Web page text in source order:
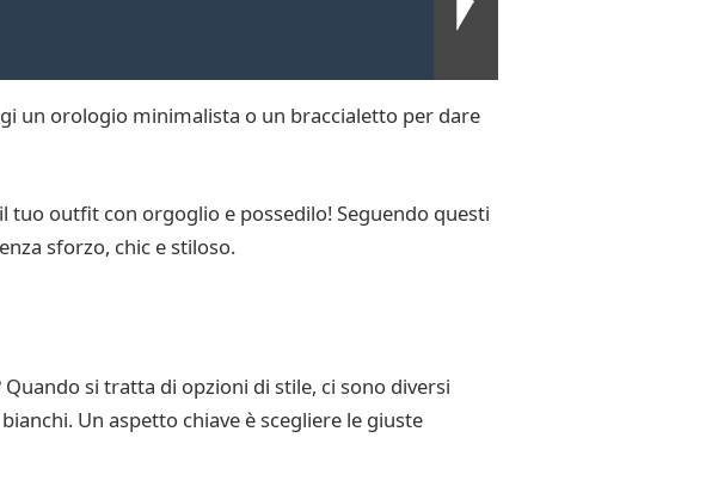
un orologio minimalista o un braccialetto per dare
tuo outfit con orgoglio e possedilo! Seguendo questi
sforzo, chic e stiloso.
si tratta di opzioni di stile, ci sono diversi
Un aspetto chiave è scegliere le giuste